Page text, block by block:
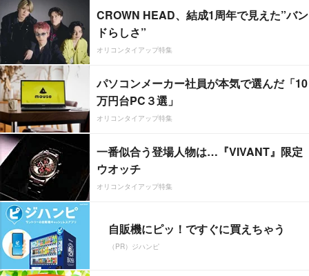
CROWN HEAD、結成1周年で見えた”バン
ドらしさ”
オリコンタイアップ特集
パソコンメーカー社員が本気で選んだ「10
万円台PC３選」
オリコンタイアップ特集
一番似合う登場人物は…『VIVANT』限定
ウオッチ
オリコンタイアップ特集
自販機にピッ！ですぐに買えちゃう
（PR）ジハンピ